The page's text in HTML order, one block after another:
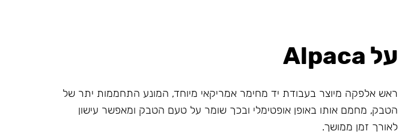
על Alpaca
ראש אלפקה מיוצר בעבודת יד מחימר אמריקאי מיוחד, המונע התחממות יתר של
הטבק, מחמם אותו באופן אופטימלי ובכך שומר על טעם הטבק ומאפשר עישון
לאורך זמן ממושך.